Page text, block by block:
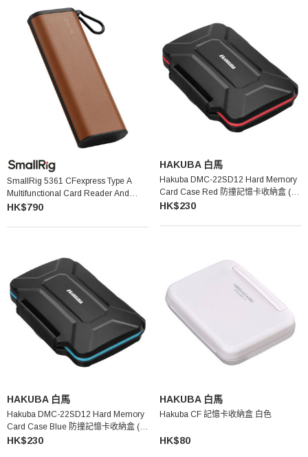
SmallRig 5361 CFexpress Type A
Multifunctional Card Reader And
Storage Case 多功能讀卡器兼收納盒
HK$790
HAKUBA 白馬
Hakuba DMC-22SD12 Hard Memory
Card Case Red 防撞記憶卡收納盒 (紅
色)
HK$230
HAKUBA 白馬
Hakuba DMC-22SD12 Hard Memory
Card Case Blue 防撞記憶卡收納盒 (藍
色)
HK$230
HAKUBA 白馬
Hakuba CF 記憶卡收納盒 白色
HK$80